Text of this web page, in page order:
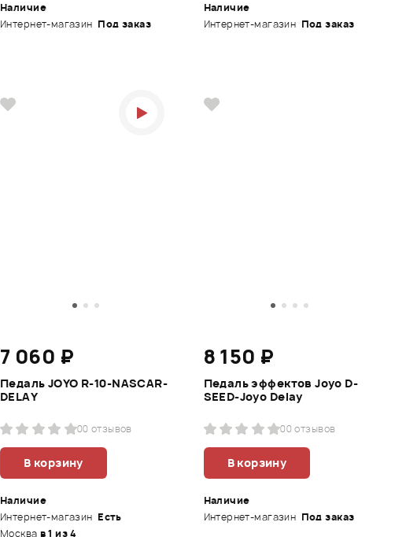
Наличие
Интернет-магазин Под заказ
Наличие
Интернет-магазин Под заказ
7 060 ₽
Педаль JOYO R-10-NASCAR-
DELAY
00 отзывов
В корзину
Наличие
Интернет-магазин Есть
Москва в 1 из 4
8 150 ₽
Педаль эффектов Joyo D-
SEED-Joyo Delay
00 отзывов
В корзину
Наличие
Интернет-магазин Под заказ